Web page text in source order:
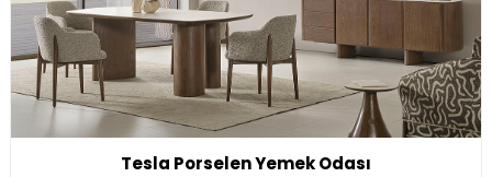
Tesla Porselen Yemek Odası